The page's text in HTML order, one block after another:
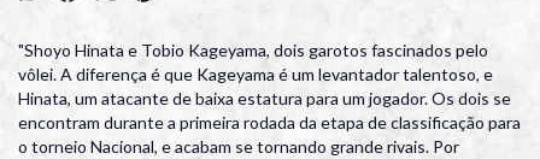
"Shoyo Hinata e Tobio Kageyama, dois garotos fascinados pelo
vôlei. A diferença é que Kageyama é um levantador talentoso, e
Hinata, um atacante de baixa estatura para um jogador. Os dois se
encontram durante a primeira rodada da etapa de classificação para
o torneio Nacional, e acabam se tornando grande rivais. Por